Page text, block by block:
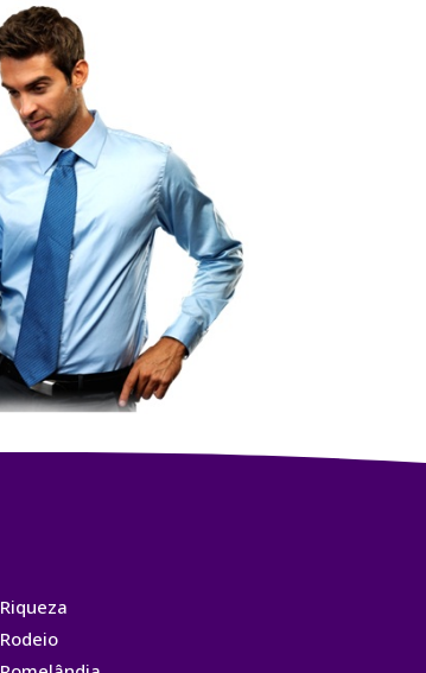
Riqueza
Rodeio